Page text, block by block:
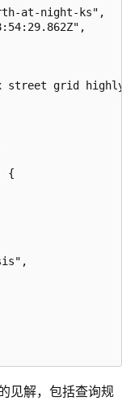
at-night-ks",
street grid
{
见解，包括查询规